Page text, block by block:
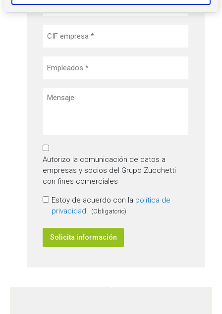
m
(Obligatorio)
(Obligatorio)
Mensaje
Consentimiento
comercial
Autorizo la comunicación de datos a
empresas y socios del Grupo Zucchetti
con fines comerciales
Consentimiento
(Obligatorio)
Estoy de acuerdo con la política de
privacidad. (Obligatorio)